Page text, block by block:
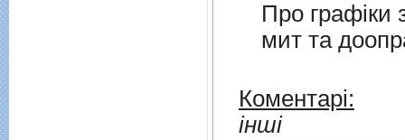
Про графiки
мит та
Коментарі:
інші